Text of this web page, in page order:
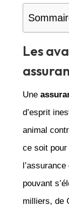
Les
Une
d’esprit
animal
ce soit pour
pouvant
milliers, de